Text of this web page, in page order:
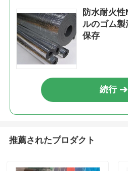
防水耐火
ルのゴム
保存
続行
推薦されたプロダクト